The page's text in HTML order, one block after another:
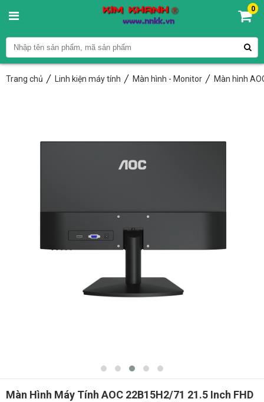
0
Trang chủ Linh kiện máy tính Màn hình - Monitor Màn hình
Màn Hình Máy Tính AOC 22B15H2/71 21.5 Inch FHD